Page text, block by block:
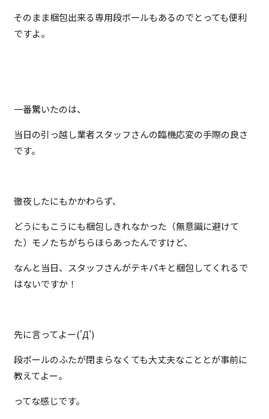
そのまま梱包出来る専用段ボールもあるのでとっても便利
ですよ。
一番驚いたのは、
当日の引っ越し業者スタッフさんの臨機応変の手際の良さ
です。
徹夜したにもかかわらず、
どうにもこうにも梱包しきれなかった（無意識に避けて
た）モノたちがちらほらあったんですけど、
なんと当日、スタッフさんがテキパキと梱包してくれるで
はないですか！
先に言ってよー('Д')
段ボールのふたが閉まらなくても大丈夫なこととが事前に
教えてよー。
ってな感じです。